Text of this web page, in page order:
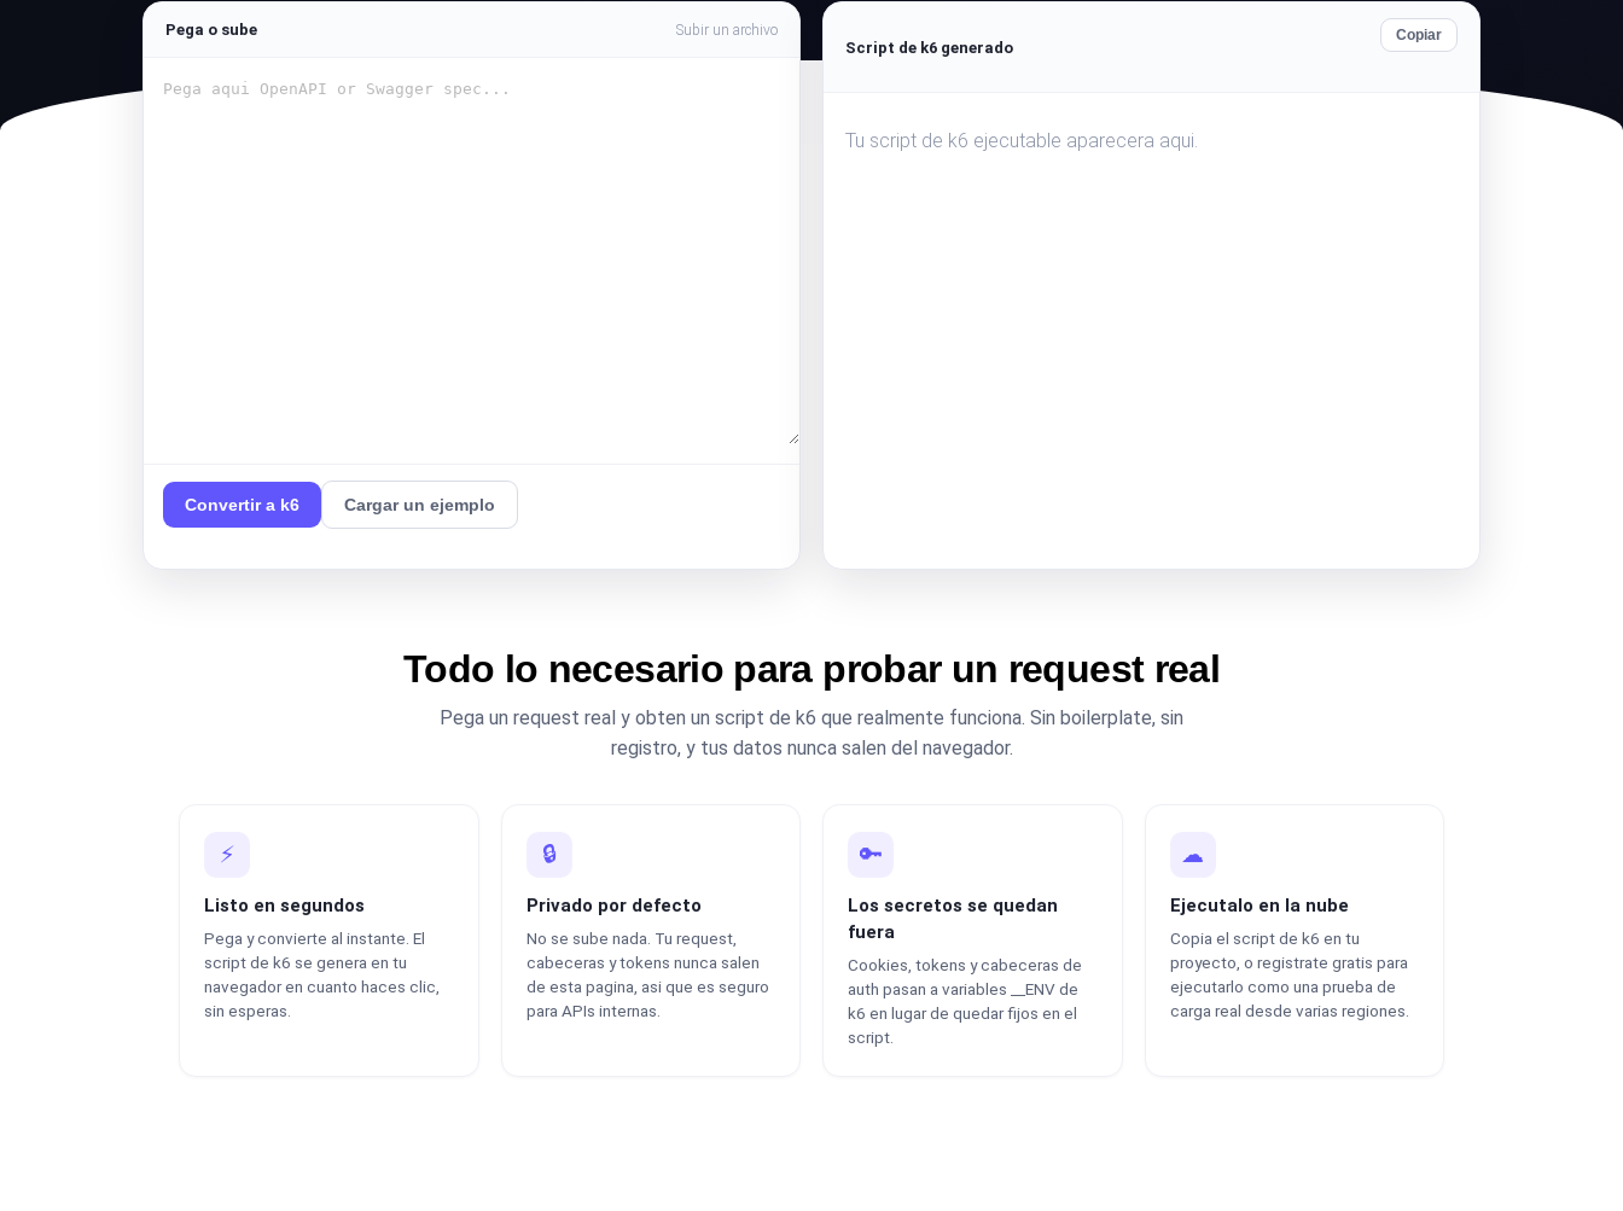
Supervise la información y el rendimiento de su sitio web. Monitorear la velocidad y
Pega o sube Subir un archivo
Convertir a k6 Cargar un ejemplo
Script de k6 generado
Copiar
Tu script de k6 ejecutable aparecera aqui.
Todo lo necesario para probar un request real
Pega un request real y obten un script de k6 que realmente funciona. Sin boilerplate, sin
registro, y tus datos nunca salen del navegador.
⚡
Listo en segundos
Pega y convierte al instante. El
script de k6 se genera en tu
navegador en cuanto haces clic,
sin esperas.
🔒
Privado por defecto
No se sube nada. Tu request,
cabeceras y tokens nunca salen
de esta pagina, asi que es seguro
para APIs internas.
🔑
Los secretos se quedan
fuera
Cookies, tokens y cabeceras de
auth pasan a variables __ENV de
k6 en lugar de quedar fijos en el
script.
☁
Ejecutalo en la nube
Copia el script de k6 en tu
proyecto, o registrate gratis para
ejecutarlo como una prueba de
carga real desde varias regiones.